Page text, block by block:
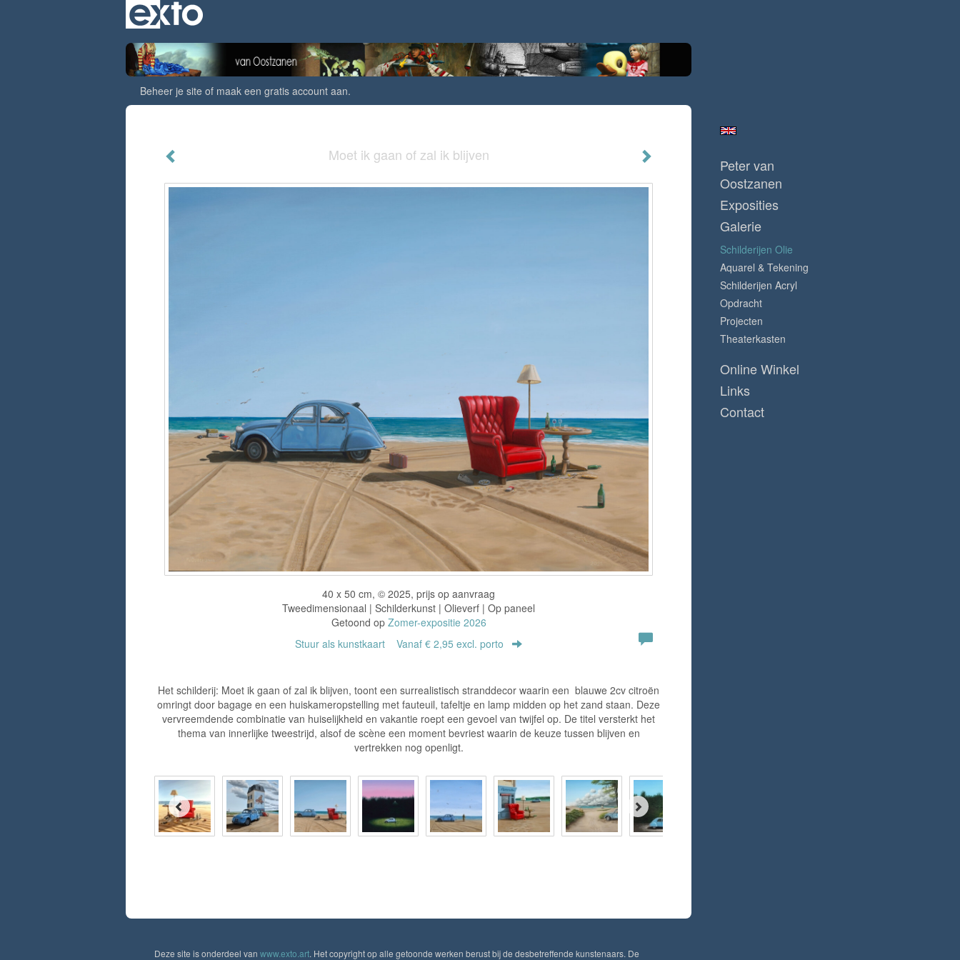
Beheer je site of maak een gratis account aan.
Moet ik gaan of zal ik blijven
40 x 50 cm, © 2025, prijs op aanvraag
Tweedimensionaal | Schilderkunst | Olieverf | Op paneel
Getoond op Zomer-expositie 2026
Stuur als kunstkaart Vanaf € 2,95 excl. porto
Het schilderij: Moet ik gaan of zal ik blijven, toont een surrealistisch stranddecor waarin een blauwe 2cv citroën
omringt door bagage en een huiskameropstelling met fauteuil, tafeltje en lamp midden op het zand staan. Deze
vervreemdende combinatie van huiselijkheid en vakantie roept een gevoel van twijfel op. De titel versterkt het
thema van innerlijke tweestrijd, alsof de scène een moment bevriest waarin de keuze tussen blijven en
vertrekken nog openligt.
Peter van
Oostzanen
Exposities
Galerie
Schilderijen Olie
Aquarel & Tekening
Schilderijen Acryl
Opdracht
Projecten
Theaterkasten
Online Winkel
Links
Contact
Deze site is onderdeel van www.exto.art. Het copyright op alle getoonde werken berust bij de desbetreffende kunstenaars. De